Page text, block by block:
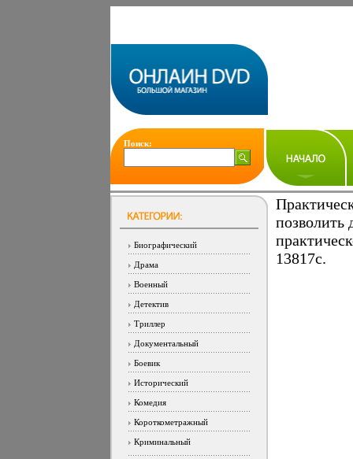
Поиск:
Биографический
Драма
Военный
Детектив
Триллер
Документальный
Боевик
Исторический
Комедия
Короткометражный
Криминальный
позволить
13817c.